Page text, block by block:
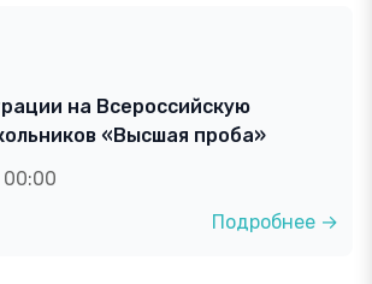
на Всероссийскую
«Высшая проба»
00:00
Подробнее →